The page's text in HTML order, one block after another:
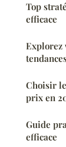
Top
efficace
Explorez
Choisir
prix en
Guide
efficace